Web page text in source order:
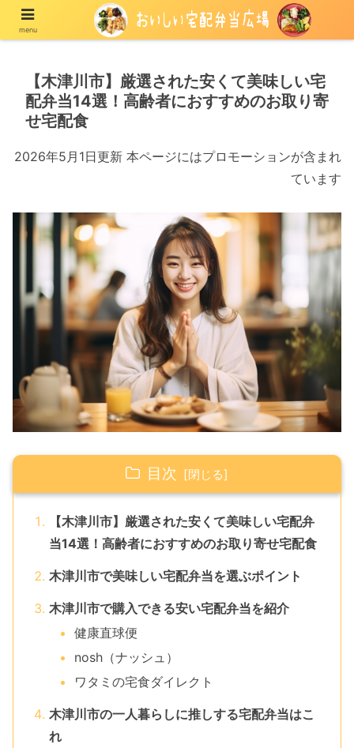
宅配の冷凍弁当や冷蔵弁当を紹介する情報メディア
【木津川市】厳選された安くて美味しい宅
配弁当14選！高齢者におすすめのお取り寄
せ宅配食
2026年5月1日更新 本ページにはプロモーションが含まれ
ています
目次
【木津川市】厳選された安くて美味しい宅配弁
当14選！高齢者におすすめのお取り寄せ宅配食
木津川市で美味しい宅配弁当を選ぶポイント
木津川市で購入できる安い宅配弁当を紹介
健康直球便
nosh（ナッシュ）
ワタミの宅食ダイレクト
木津川市の一人暮らしに推しする宅配弁当はこ
れ
menu